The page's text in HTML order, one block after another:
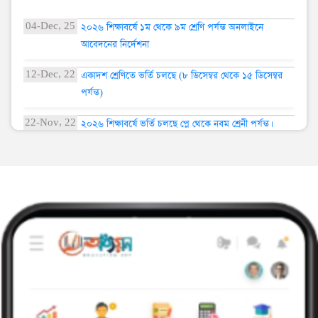
রয়েছে। নারী শিক্ষার অগ্রগতিতে এই প্রতিষ্ঠান থেকে
শিক্ষার্থী যেন তার প্রাথমিক জীবনকে সুদৃঢ করে গড়ে
শিক্ষক/শিক্ষিকা, প্রভাষক/প্রভাষিকা ও সচেতন সুশীল
অভিভাবকগণের আন্তরিক সহযোগিতা কামনা করছি।
আবেদনের নির্দেশনা
পর্যন্ত)
২০২৬ শিক্ষাবর্ষে ভর্তি চলছে প্লে থেকে নবম শ্রেনী পর্যন্ত।
10-Aug, 21 আপনার পুত্র/কন্যা পরবর্তী ক্লাসে উত্তীর্ণ হযেছে।